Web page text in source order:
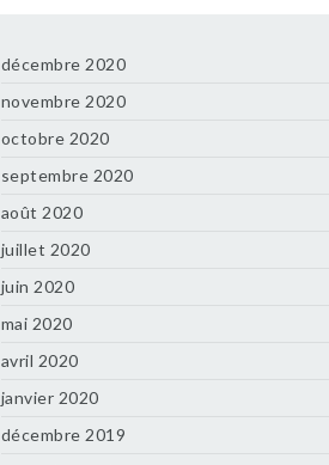
décembre 2020
novembre 2020
octobre 2020
septembre 2020
août 2020
juillet 2020
juin 2020
mai 2020
avril 2020
janvier 2020
décembre 2019